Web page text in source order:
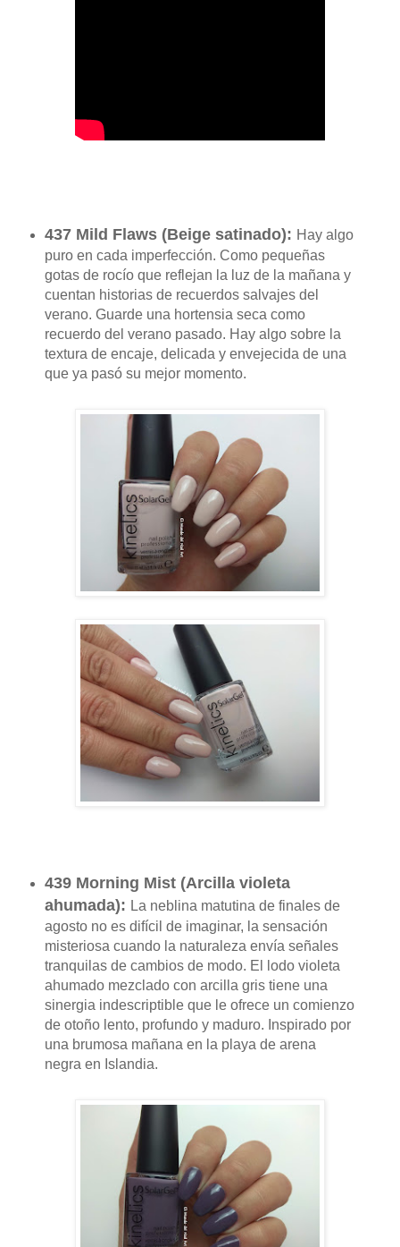
437 Mild Flaws (Beige satinado): Hay algo
puro en cada imperfección. Como pequeñas
gotas de rocío que reflejan la luz de la mañana y
cuentan historias de recuerdos salvajes del
verano. Guarde una hortensia seca como
recuerdo del verano pasado. Hay algo sobre la
textura de encaje, delicada y envejecida de una
que ya pasó su mejor momento.
439 Morning Mist (Arcilla violeta
ahumada): La neblina matutina de finales de
agosto no es difícil de imaginar, la sensación
misteriosa cuando la naturaleza envía señales
tranquilas de cambios de modo. El lodo violeta
ahumado mezclado con arcilla gris tiene una
sinergia indescriptible que le ofrece un comienzo
de otoño lento, profundo y maduro. Inspirado por
una brumosa mañana en la playa de arena
negra en Islandia.